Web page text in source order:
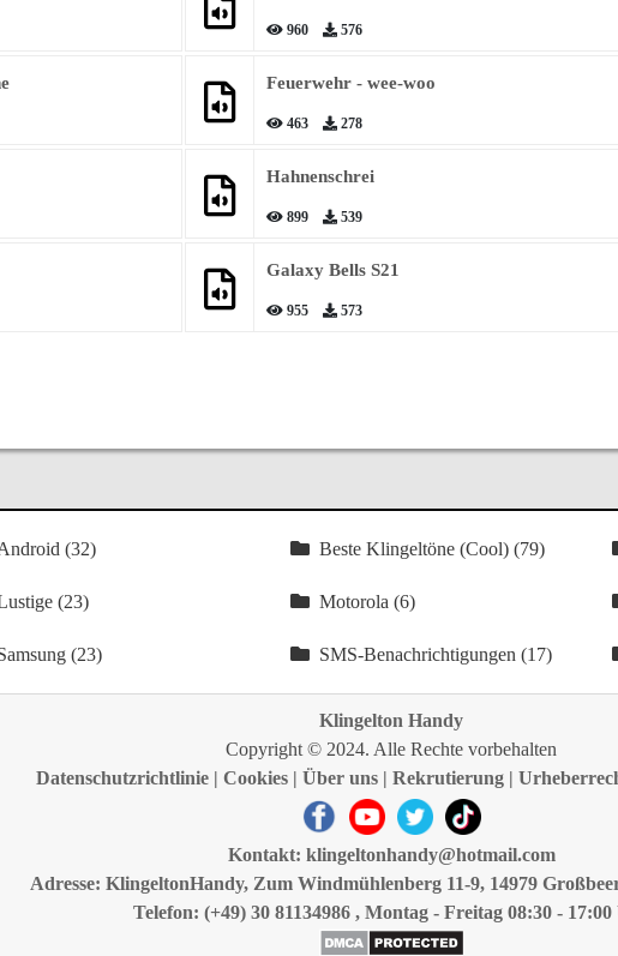
960 576
Feuerwehr - wee-woo
463 278
Hahnenschrei
899 539
Galaxy Bells S21
955 573
(32) Beste Klingeltöne (Cool) (79)
(23) Motorola (6)
(23) SMS-Benachrichtigungen (17)
Klingelton Handy
Copyright © 2024. Alle Rechte vorbehalten
Datenschutzrichtlinie | Cookies | Über uns | Rekrutierung |
Kontakt: klingeltonhandy@hotmail.com
Adresse: KlingeltonHandy, Zum Windmühlenberg 11-9, 14979
Telefon: (+49) 30 81134986 , Montag - Freitag 08:30 -